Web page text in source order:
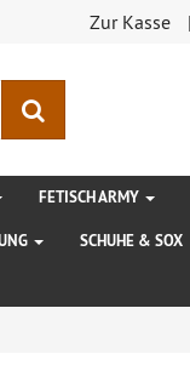
Zur Kasse
FETISCH ARMY
SCHUHE & SOX